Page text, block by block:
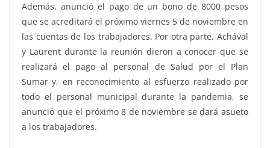
Además, anunció el pago de un bono de 8000 pesos
que se acreditará el próximo viernes 5 de noviembre en
las cuentas de los trabajadores. Por otra parte, Achával
y Laurent durante la reunión dieron a conocer que se
realizará el pago al personal de Salud por el Plan
Sumar y, en reconocimiento al esfuerzo realizado por
todo el personal municipal durante la pandemia, se
anunció que el próximo 8 de noviembre se dará asueto
a los trabajadores.